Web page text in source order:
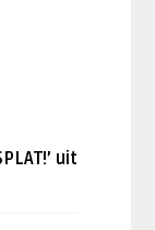
uit